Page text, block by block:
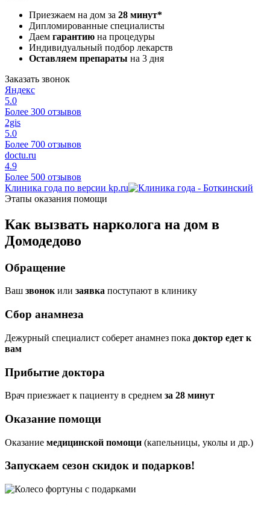
Приезжаем на дом за 28 минут*
Дипломированные специалисты
Даем гарантию на процедуры
Индивидуальный подбор лекарств
Оставляем препараты на 3 дня
Заказать звонок
Яндекс
5.0
Более 300 отзывов
2gis
5.0
Более 700 отзывов
doctu.ru
4.9
Более 500 отзывов
Клиника года по версии kp.ru
Этапы оказания помощи
Как вызвать нарколога на дом в
Домодедово
Обращение
Ваш звонокили заявка поступают в клинику
Сбор анамнеза
Дежурный специалист соберет анамнез пока доктор едет к
вам
Прибытие доктора
Врач приезжает к пациенту в среднем за 28 минут
Оказание помощи
Оказание медицинской помощи (капельницы, уколы и др.)
Запускаем сезон скидок и подарков!